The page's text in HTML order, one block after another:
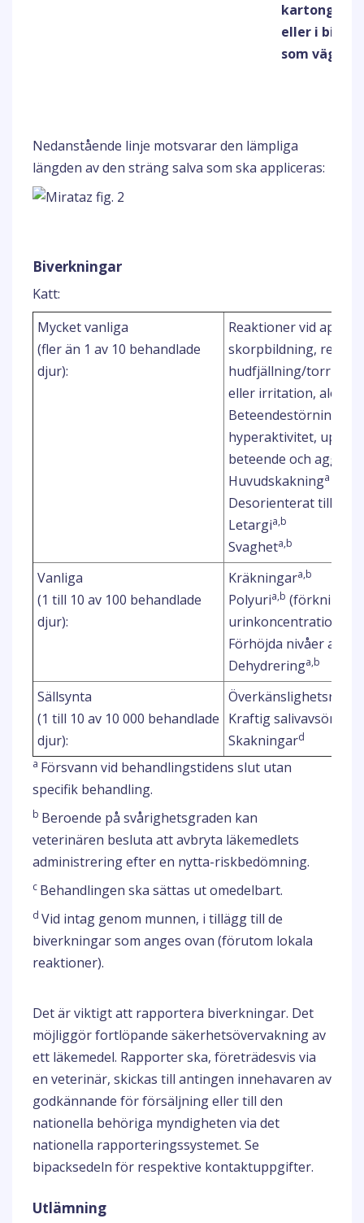
kartongen/
eller i
som
Nedanstående linje motsvarar den lämpliga
längden av den sträng salva som ska appliceras:
Biverkningar
Katt:
Mycket vanliga
(fler än 1 av 10 behandlade
djur):
Reaktioner vid
skorpbildning,
hudfjällning/torr
eller irritation, alopeci
Beteendestörningar
hyperaktivitet,
beteende och
Huvudskakninga
Desorienterat
Letargia,b
Svagheta,b
Vanliga
(1 till 10 av 100 behandlade
djur):
Kräkningara,b
Polyuria,b (förknippad
urinkoncentration)
Förhöjda nivåer av
Dehydreringa,b
Sällsynta
(1 till 10 av 10 000 behandlade
djur):
Kraftig
Skakningard
a Försvann vid behandlingstidens slut utan
specifik behandling.
b Beroende på svårighetsgraden kan
veterinären besluta att avbryta läkemedlets
administrering efter en nytta-riskbedömning.
c Behandlingen ska sättas ut omedelbart.
d Vid intag genom munnen, i tillägg till de
biverkningar som anges ovan (förutom lokala
reaktioner).
Det är viktigt att rapportera biverkningar. Det
möjliggör fortlöpande säkerhetsövervakning av
ett läkemedel. Rapporter ska, företrädesvis via
en veterinär, skickas till antingen innehavaren av
godkännande för försäljning eller till den
nationella behöriga myndigheten via det
nationella rapporteringssystemet. Se
bipacksedeln för respektive kontaktuppgifter.
Utlämning